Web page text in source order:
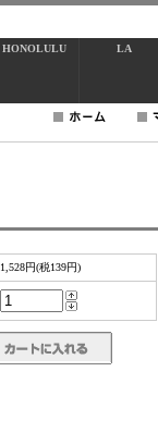
HONOLULU LA
1,528円(税139円)